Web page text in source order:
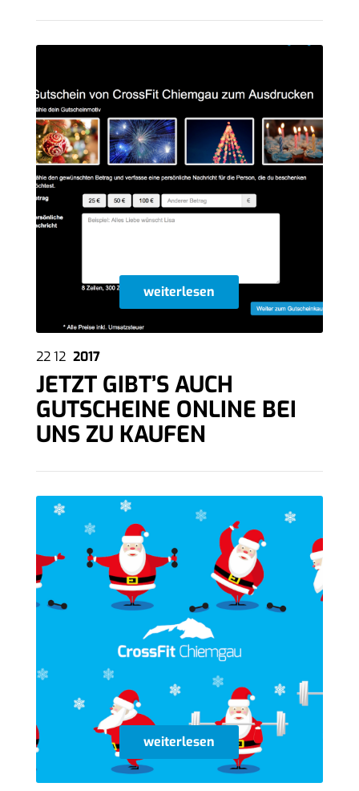
weiterlesen
22 12 2017
JETZT GIBT’S AUCH
GUTSCHEINE ONLINE BEI
UNS ZU KAUFEN
weiterlesen